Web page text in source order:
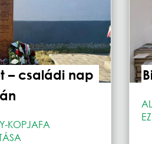
– családi nap
KOPJAFA